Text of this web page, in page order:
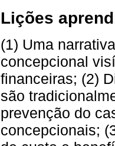
Lições
(1) Uma
concepcional
financeiras; (2)
são
prevenção do
concepcionais;